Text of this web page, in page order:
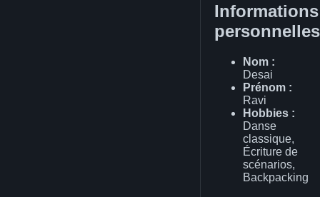
Informations
personnelles
Nom :
Desai
Prénom :
Ravi
Hobbies :
Danse
classique,
Écriture de
scénarios,
Backpacking